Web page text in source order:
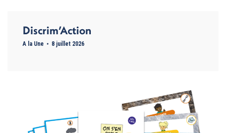
Discrim’Action
A la Une 8 juillet 2026